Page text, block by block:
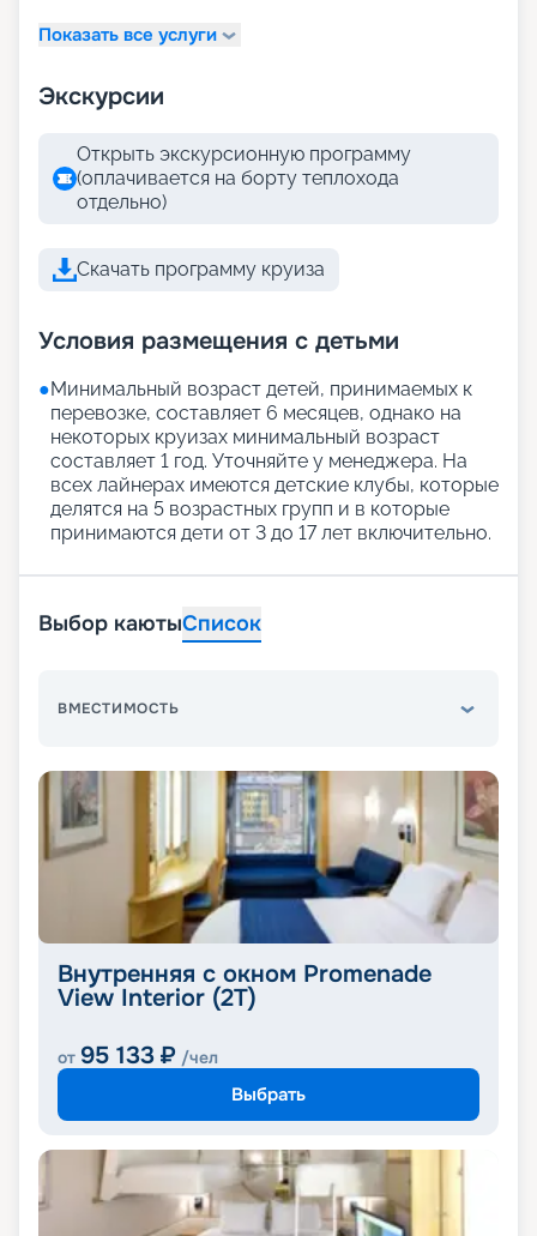
Показать все услуги
Экскурсии
Открыть экскурсионную программу
(оплачивается на борту теплохода
отдельно)
Скачать программу круиза
Условия размещения с детьми
●Минимальный возраст детей, принимаемых к
перевозке, составляет 6 месяцев, однако на
некоторых круизах минимальный возраст
составляет 1 год. Уточняйте у менеджера. На
всех лайнерах имеются детские клубы, которые
делятся на 5 возрастных групп и в которые
принимаются дети от 3 до 17 лет включительно.
Выбор каютыСписок
ВМЕСТИМОСТЬ
Внутренняя с окном Promenade
View Interior (2T)
от 95 133 ₽ /чел
Выбрать